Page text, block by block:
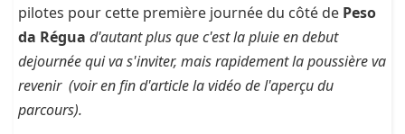
pilotes pour cette première journée du côté de Peso
da Régua d'autant plus que c'est la pluie en debut
dejournée qui va s'inviter, mais rapidement la poussière va
revenir (voir en fin d'article la vidéo de l'aperçu du
parcours).